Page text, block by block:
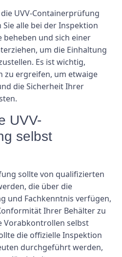
UVV-Containerprüfung
alle bei der Inspektion
und sich einer
um die Einhaltung
Es ist wichtig,
zu ergreifen, um etwaige
die Sicherheit Ihrer
UVV-
selbst
sollte von qualifizierten
die über die
und Fachkenntnis verfügen,
Ihrer Behälter zu
Vorabkontrollen selbst
die offizielle Inspektion
durchgeführt werden,